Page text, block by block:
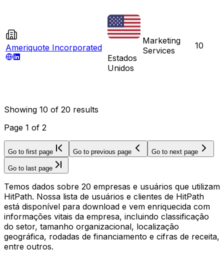
Ameriquote Incorporated
Estados
Unidos
Marketing
Services
10
Showing 10 of 20 results
Page 1 of 2
Go to first page Go to previous page Go to next page
Go to last page
Temos dados sobre 20 empresas e usuários que utilizam
HitPath. Nossa lista de usuários e clientes de HitPath
está disponível para download e vem enriquecida com
informações vitais da empresa, incluindo classificação
do setor, tamanho organizacional, localização
geográfica, rodadas de financiamento e cifras de receita,
entre outros.